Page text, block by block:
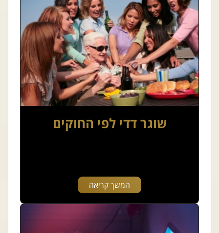
שוגר דדי לפי החוקים
המשך קריאה